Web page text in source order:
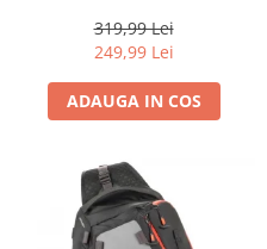
319,99 Lei
249,99 Lei
ADAUGA IN COS